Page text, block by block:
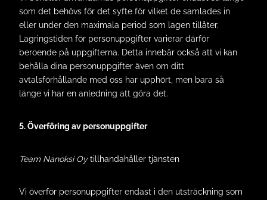
som det behövs för det syfte för vilket de samlades in
eller under den maximala period som lagen tillåter.
Lagringstiden för personuppgifter varierar därför
beroende på uppgifterna. Detta innebär också att vi kan
behålla dina personuppgifter även om ditt
avtalsförhållande med oss har upphört, men bara så
länge vi har en anledning att göra det.
5. Överföring av personuppgifter
Team Nanoksi Oytillhandahåller tjänsten
Vi överför personuppgifter endast i den utsträckning som